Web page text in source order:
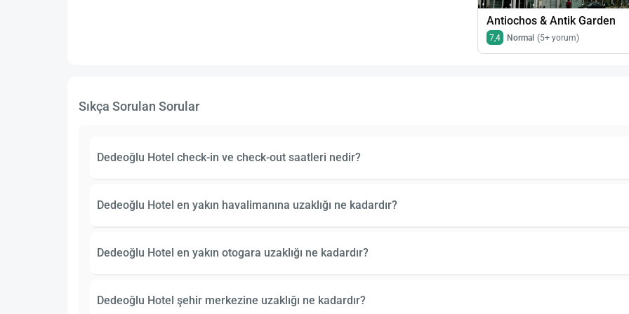
Antiochos & Antik Garden
7,4 Normal (5+ yorum)
Sıkça Sorulan Sorular
Dedeoğlu Hotel check-in ve check-out saatleri nedir?
Dedeoğlu Hotel en yakın havalimanına uzaklığı ne kadardır?
Dedeoğlu Hotel en yakın otogara uzaklığı ne kadardır?
Dedeoğlu Hotel şehir merkezine uzaklığı ne kadardır?